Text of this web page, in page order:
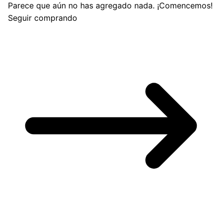
Parece que aún no has agregado nada. ¡Comencemos!
Seguir comprando